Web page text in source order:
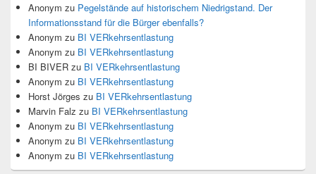
Anonym zu Pegelstände auf historischem Niedrigstand. Der
Informationsstand für die Bürger ebenfalls?
Anonym zu BI VERkehrsentlastung
Anonym zu BI VERkehrsentlastung
BI BIVER zu BI VERkehrsentlastung
Anonym zu BI VERkehrsentlastung
Horst Jörges zu BI VERkehrsentlastung
Marvin Falz zu BI VERkehrsentlastung
Anonym zu BI VERkehrsentlastung
Anonym zu BI VERkehrsentlastung
Anonym zu BI VERkehrsentlastung